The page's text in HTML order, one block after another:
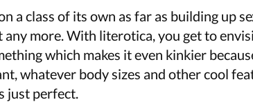
a class of its own as far as building up
more. With literotica, you get to
which makes it even kinkier
whatever body sizes and other cool
just perfect.